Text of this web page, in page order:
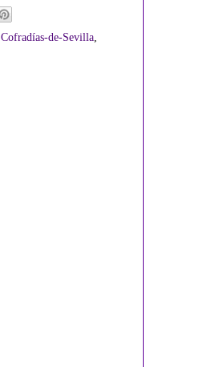
Cofradías-de-Sevilla